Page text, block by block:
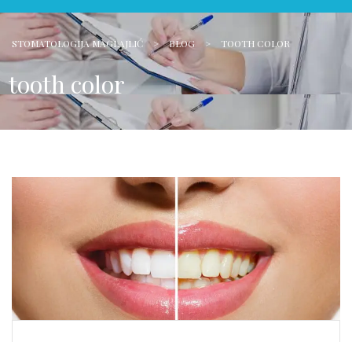
STOMATOLOGIJA MAGLAJLIĆ > BLOG > TOOTH COLOR
tooth color